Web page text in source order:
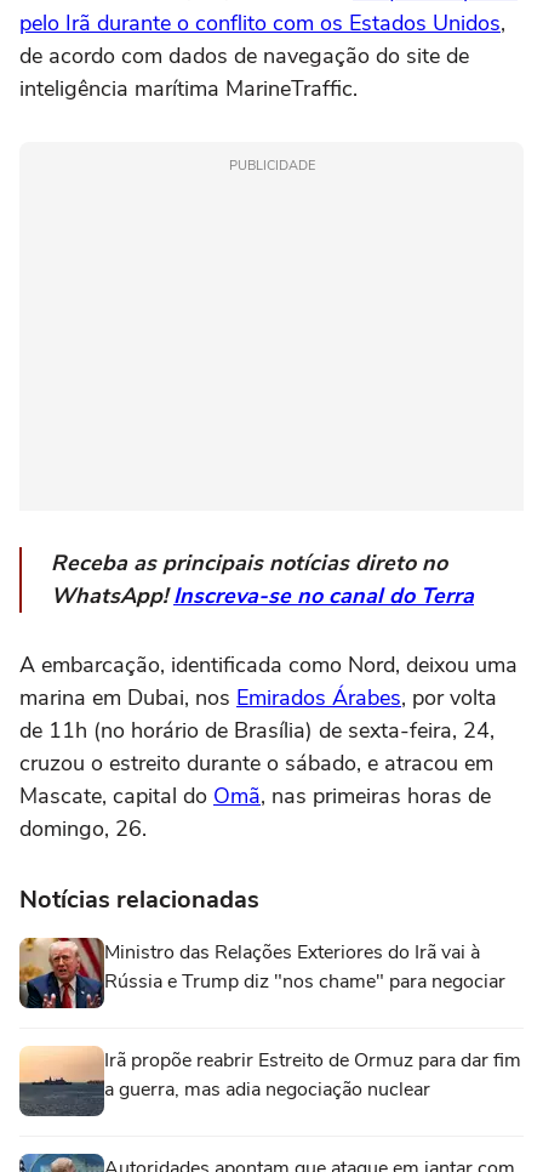
pelo Irã durante o conflito com os Estados Unidos,
de acordo com dados de navegação do site de
inteligência marítima MarineTraffic.
PUBLICIDADE
Receba as principais notícias direto no
WhatsApp!Inscreva-se no canal do Terra
A embarcação, identificada como Nord, deixou uma
marina em Dubai, nos Emirados Árabes, por volta
de 11h (no horário de Brasília) de sexta-feira, 24,
cruzou o estreito durante o sábado, e atracou em
Mascate, capital do Omã, nas primeiras horas de
domingo, 26.
Notícias relacionadas
Ministro das Relações Exteriores do Irã vai à
Rússia e Trump diz "nos chame" para negociar
Irã propõe reabrir Estreito de Ormuz para dar fim
a guerra, mas adia negociação nuclear